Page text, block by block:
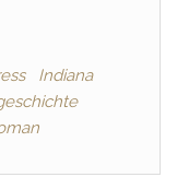
Indiana